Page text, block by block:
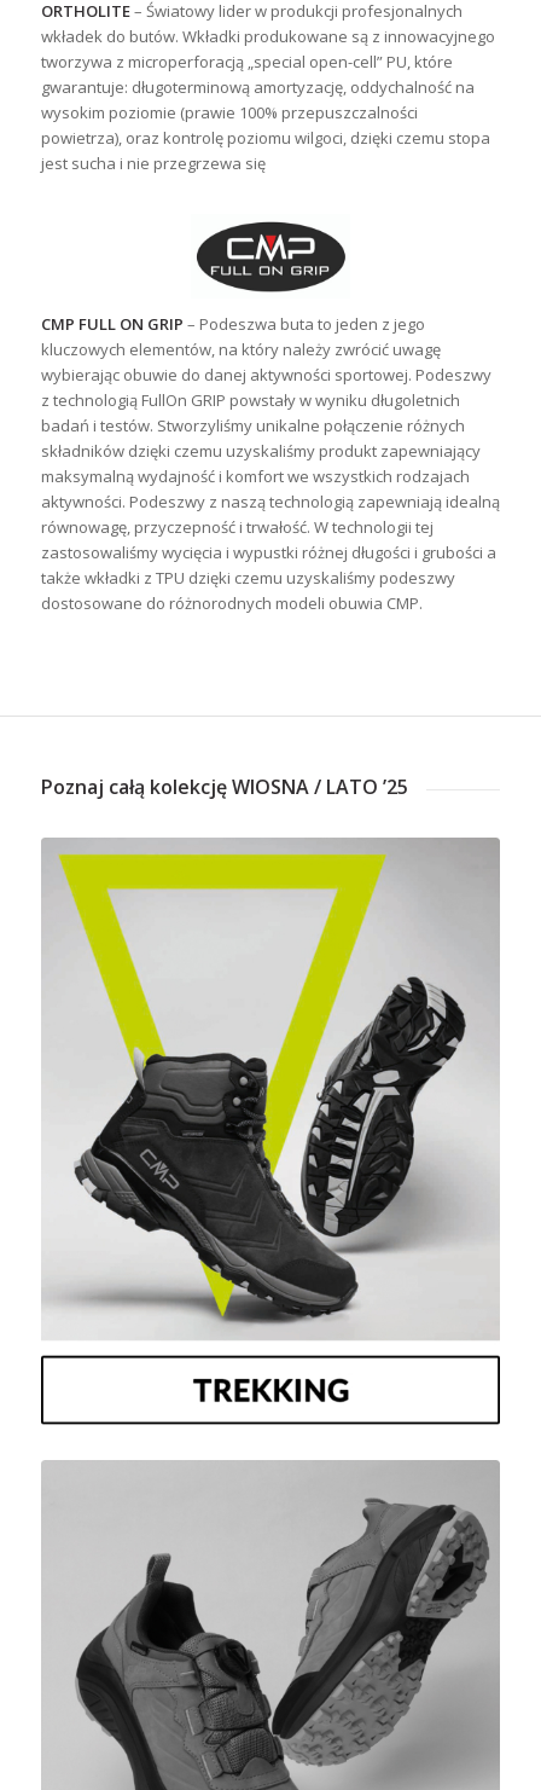
ORTHOLITE– Światowy lider w produkcji profesjonalnych
wkładek do butów. Wkładki produkowane są z innowacyjnego
tworzywa z microperforacją „special open-cell” PU, które
gwarantuje: długoterminową amortyzację, oddychalność na
wysokim poziomie (prawie 100% przepuszczalności
powietrza), oraz kontrolę poziomu wilgoci, dzięki czemu stopa
jest sucha i nie przegrzewa się
CMP FULL ON GRIP – Podeszwa buta to jeden z jego
kluczowych elementów, na który należy zwrócić uwagę
wybierając obuwie do danej aktywności sportowej. Podeszwy
z technologią FullOn GRIP powstały w wyniku długoletnich
badań i testów. Stworzyliśmy unikalne połączenie różnych
składników dzięki czemu uzyskaliśmy produkt zapewniający
maksymalną wydajność i komfort we wszystkich rodzajach
aktywności. Podeszwy z naszą technologią zapewniają idealną
równowagę, przyczepność i trwałość. W technologii tej
zastosowaliśmy wycięcia i wypustki różnej długości i grubości a
także wkładki z TPU dzięki czemu uzyskaliśmy podeszwy
dostosowane do różnorodnych modeli obuwia CMP.
Poznaj całą kolekcję WIOSNA / LATO ’25